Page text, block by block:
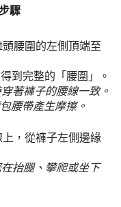
驟
腰圍的左側頂端至
到完整的「腰圍」。
著褲子的腰線一致。
腰帶產生摩擦。
，從褲子左側邊緣
抬腿、攀爬或坐下